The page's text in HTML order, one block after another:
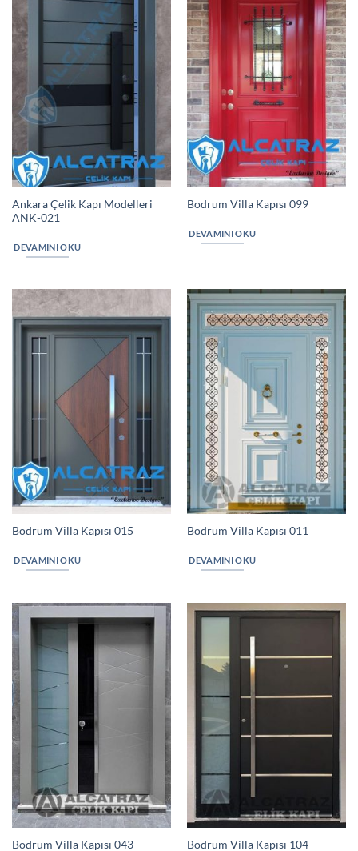
Ankara Çelik Kapı Modelleri
ANK-021
DEVAMINI OKU
Bodrum Villa Kapısı 099
DEVAMINI OKU
Bodrum Villa Kapısı 015
DEVAMINI OKU
Bodrum Villa Kapısı 011
DEVAMINI OKU
Bodrum Villa Kapısı 043 Bodrum Villa Kapısı 104